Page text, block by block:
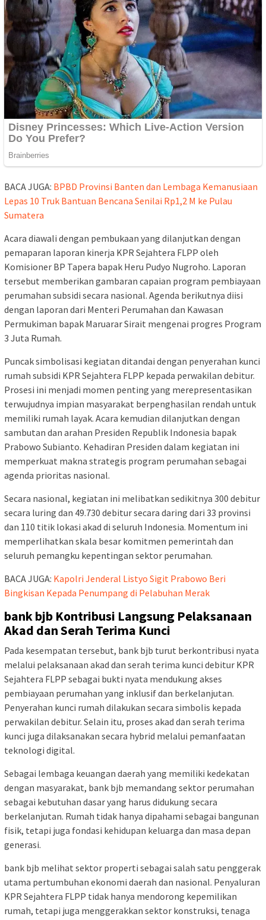
BACA JUGA: BPBD Provinsi Banten dan Lembaga Kemanusiaan
Lepas 10 Truk Bantuan Bencana Senilai Rp1,2 M ke Pulau
Sumatera
Acara diawali dengan pembukaan yang dilanjutkan dengan
pemaparan laporan kinerja KPR Sejahtera FLPP oleh
Komisioner BP Tapera bapak Heru Pudyo Nugroho. Laporan
tersebut memberikan gambaran capaian program pembiayaan
perumahan subsidi secara nasional. Agenda berikutnya diisi
dengan laporan dari Menteri Perumahan dan Kawasan
Permukiman bapak Maruarar Sirait mengenai progres Program
3 Juta Rumah.
Puncak simbolisasi kegiatan ditandai dengan penyerahan kunci
rumah subsidi KPR Sejahtera FLPP kepada perwakilan debitur.
Prosesi ini menjadi momen penting yang merepresentasikan
terwujudnya impian masyarakat berpenghasilan rendah untuk
memiliki rumah layak. Acara kemudian dilanjutkan dengan
sambutan dan arahan Presiden Republik Indonesia bapak
Prabowo Subianto. Kehadiran Presiden dalam kegiatan ini
memperkuat makna strategis program perumahan sebagai
agenda prioritas nasional.
Secara nasional, kegiatan ini melibatkan sedikitnya 300 debitur
secara luring dan 49.730 debitur secara daring dari 33 provinsi
dan 110 titik lokasi akad di seluruh Indonesia. Momentum ini
memperlihatkan skala besar komitmen pemerintah dan
seluruh pemangku kepentingan sektor perumahan.
BACA JUGA: Kapolri Jenderal Listyo Sigit Prabowo Beri
Bingkisan Kepada Penumpang di Pelabuhan Merak
bank bjb Kontribusi Langsung Pelaksanaan
Akad dan Serah Terima Kunci
Pada kesempatan tersebut, bank bjb turut berkontribusi nyata
melalui pelaksanaan akad dan serah terima kunci debitur KPR
Sejahtera FLPP sebagai bukti nyata mendukung akses
pembiayaan perumahan yang inklusif dan berkelanjutan.
Penyerahan kunci rumah dilakukan secara simbolis kepada
perwakilan debitur. Selain itu, proses akad dan serah terima
kunci juga dilaksanakan secara hybrid melalui pemanfaatan
teknologi digital.
Sebagai lembaga keuangan daerah yang memiliki kedekatan
dengan masyarakat, bank bjb memandang sektor perumahan
sebagai kebutuhan dasar yang harus didukung secara
berkelanjutan. Rumah tidak hanya dipahami sebagai bangunan
fisik, tetapi juga fondasi kehidupan keluarga dan masa depan
generasi.
bank bjb melihat sektor properti sebagai salah satu penggerak
utama pertumbuhan ekonomi daerah dan nasional. Penyaluran
KPR Sejahtera FLPP tidak hanya mendorong kepemilikan
rumah, tetapi juga menggerakkan sektor konstruksi, tenaga